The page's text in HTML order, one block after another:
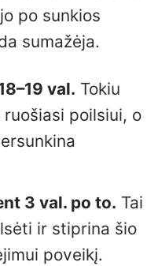
po sunkios
sumažėja.
val. Tokiu
poilsiui, o
3 val. po to. Tai
ir stiprina šio
poveikį.